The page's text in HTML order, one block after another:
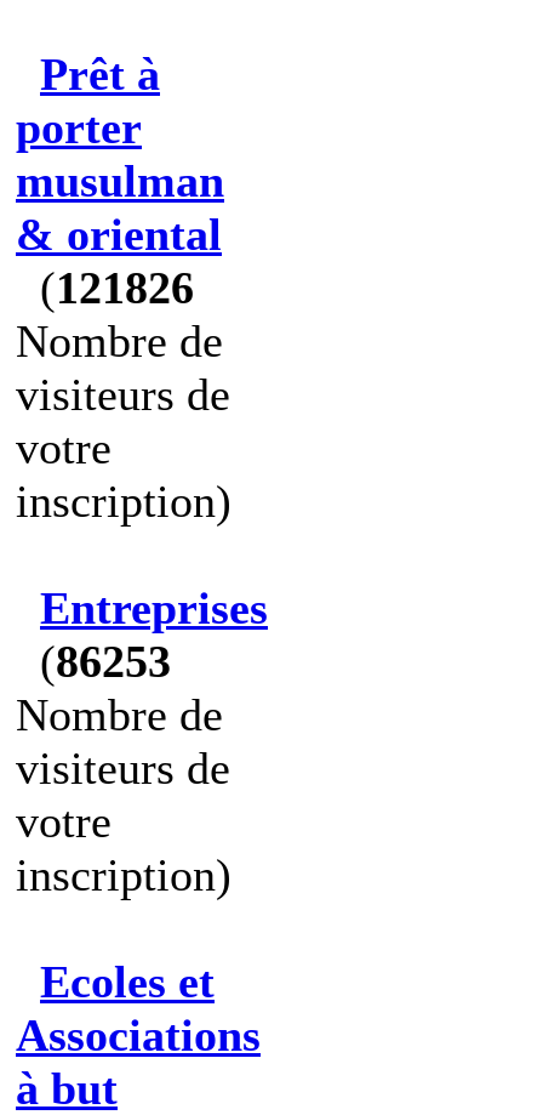
Prêt à
porter
musulman
& oriental
(121826
Nombre de
visiteurs de
votre
inscription)
Entreprises
(86253
Nombre de
visiteurs de
votre
inscription)
Ecoles et
Associations
à but